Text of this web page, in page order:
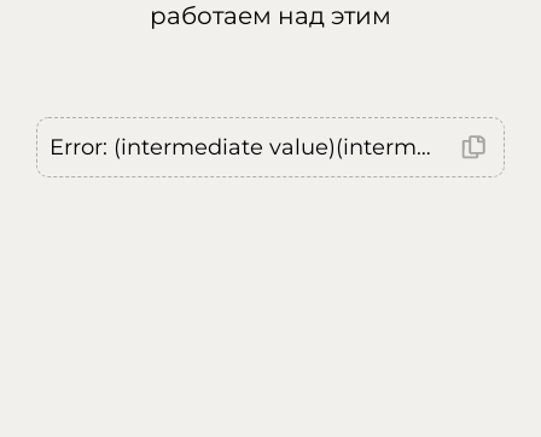
работаем над этим
Error: (intermediate value)(intermediate value)(intermediate value).replaceAll is not a function